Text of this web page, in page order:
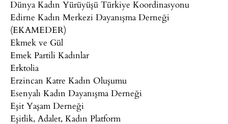
Dünya Kadın Yürüyüşü Türkiye Koordinasyonu
Edirne Kadın Merkezi Dayanışma Derneği
(EKAMEDER)
Ekmek ve Gül
Emek Partili Kadınlar
Erktolia
Erzincan Katre Kadın Oluşumu
Esenyalı Kadın Dayanışma Derneği
Eşit Yaşam Derneği
Eşitlik, Adalet, Kadın Platform